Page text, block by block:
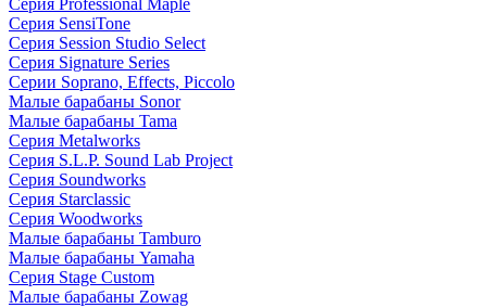
Серия Professional Maple
Серия SensiTone
Серия Session Studio Select
Серия Signature Series
Серии Soprano, Effects, Piccolo
Малые барабаны Sonor
Малые барабаны Tama
Серия Metalworks
Серия S.L.P. Sound Lab Project
Серия Soundworks
Серия Starclassic
Серия Woodworks
Малые барабаны Tamburo
Малые барабаны Yamaha
Серия Stage Custom
Малые барабаны Zowag